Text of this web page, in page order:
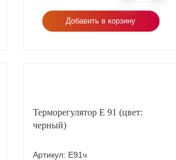
Добавить в корзину
Терморегулятор Е 91 (цвет:
черный)
Артикул: Е91ч